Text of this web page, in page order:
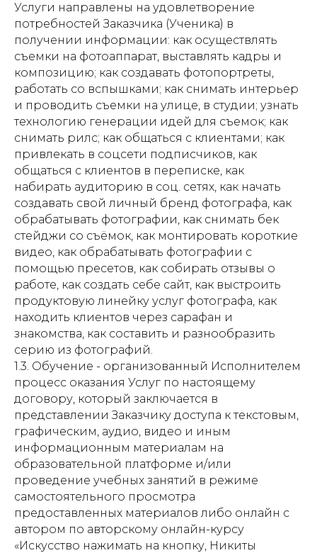
Услуги направлены на удовлетворение
потребностей Заказчика (Ученика) в
получении информации: как осуществлять
съемки на фотоаппарат, выставлять кадры и
композицию; как создавать фотопортреты,
работать со вспышками; как снимать интерьер
и проводить съемки на улице, в студии; узнать
технологию генерации идей для съемок; как
снимать рилс; как общаться с клиентами; как
привлекать в соцсети подписчиков, как
общаться с клиентов в переписке, как
набирать аудиторию в соц. сетях, как начать
создавать свой личный бренд фотографа, как
обрабатывать фотографии, как снимать бек
стейджи со съёмок, как монтировать короткие
видео, как обрабатывать фотографии с
помощью пресетов, как собирать отзывы о
работе, как создать себе сайт, как выстроить
продуктовую линейку услуг фотографа, как
находить клиентов через сарафан и
знакомства, как составить и разнообразить
серию из фотографий.
1.3. Обучение - организованный Исполнителем
процесс оказания Услуг по настоящему
договору, который заключается в
представлении Заказчику доступа к текстовым,
графическим, аудио, видео и иным
информационным материалам на
образовательной платформе и/или
проведение учебных занятий в режиме
самостоятельного просмотра
предоставленных материалов либо онлайн с
автором по авторскому онлайн-курсу
«Искусство нажимать на кнопку, Никиты